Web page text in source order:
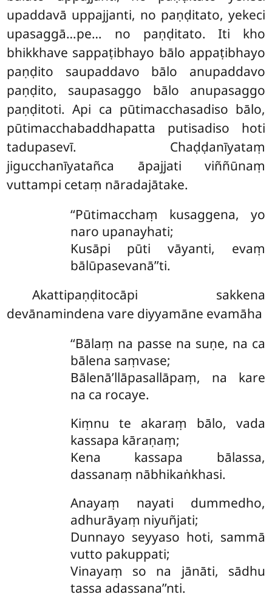
upaddavā uppajjanti, no paṇḍitato, yekeci
upasaggā…pe… no paṇḍitato. Iti kho
bhikkhave sappaṭibhayo bālo appaṭibhayo
paṇḍito saupaddavo bālo anupaddavo
paṇḍito, saupasaggo bālo anupasaggo
paṇḍitoti. Api ca pūtimacchasadiso bālo,
pūtimacchabaddhapatta putisadiso hoti
tadupasevī. Chaḍḍanīyataṃ
jigucchanīyatañca āpajjati viññūnaṃ
vuttampi cetaṃ nāradajātake.
‘‘Pūtimacchaṃ kusaggena, yo
naro upanayhati;
Kusāpi pūti vāyanti, evaṃ
bālūpasevanā’’ti.
Akattipaṇḍitocāpi sakkena
devānamindena vare diyyamāne evamāha
‘‘Bālaṃ na passe na suṇe, na ca
bālena saṃvase;
Bālenā’llāpasallāpaṃ, na kare
na ca rocaye.
Kiṃnu te akaraṃ bālo, vada
kassapa kāraṇaṃ;
Kena kassapa bālassa,
dassanaṃ nābhikaṅkhasi.
Anayaṃ nayati dummedho,
adhurāyaṃ niyuñjati;
Dunnayo seyyaso hoti, sammā
vutto pakuppati;
Vinayaṃ so na jānāti, sādhu
tassa adassana’’nti.